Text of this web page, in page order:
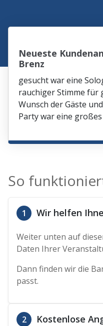
Neueste
Brenz
gesucht war eine
rauchiger Stimme für
Wunsch der Gäste
Party war eine
So
1 Wir helfen
Weiter unten auf
Daten Ihrer
Dann finden wir die
passt.
2 Kostenlose